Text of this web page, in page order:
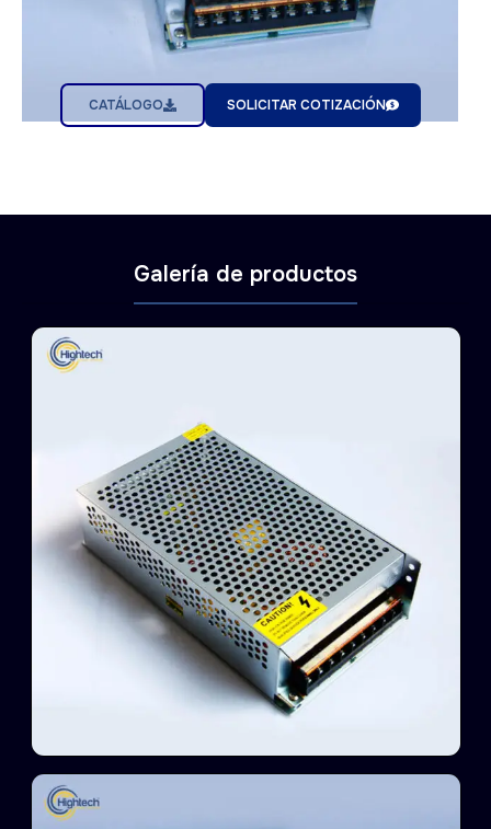
CATÁLOGO SOLICITAR COTIZACIÓN
Galería de productos